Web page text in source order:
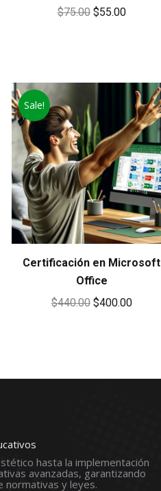
$75.00 Original
$55.00Current
Sale!
Certificación en Microsoft
Office
$440.00 Original
$400.00Current
hasta la implementación
avanzadas, garantizando
normativas y leyes.